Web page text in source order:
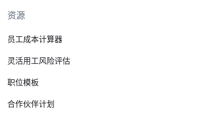
资源
员工成本计算器
灵活用工风险评估
职位模板
合作伙伴计划